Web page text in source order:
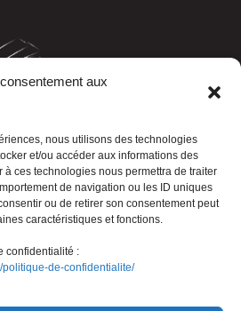
aux
nous utilisons des technologies
et/ou accéder aux informations des
ces technologies nous permettra de traiter
de navigation ou les ID uniques
ou de retirer son consentement peut
caractéristiques et fonctions.
confidentialité :
politique-de-confidentialite/
Nous joindre